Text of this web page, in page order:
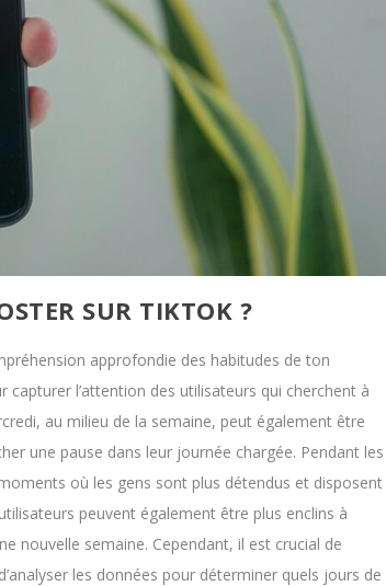
SUR TIKTOK ?
approfondie des habitudes de ton
l’attention des utilisateurs qui cherchent à
au milieu de la semaine, peut également être
une pause dans leur journée chargée. Pendant les
où les gens sont plus détendus et disposent
peuvent également être plus enclins à
nouvelle semaine. Cependant, il est crucial de
les données pour déterminer quels jours de